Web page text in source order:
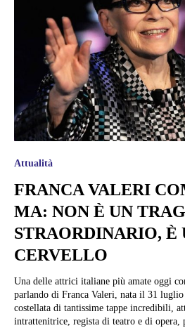
Attualità
FRANCA VALERI
MA: NON È UN
STRAORDINARIO, È
CERVELLO
Una delle attrici italiane più amate oggi
parlando di Franca Valeri, nata il 31
costellata di tantissime tappe incredibili,
intrattenitrice, regista di teatro e di